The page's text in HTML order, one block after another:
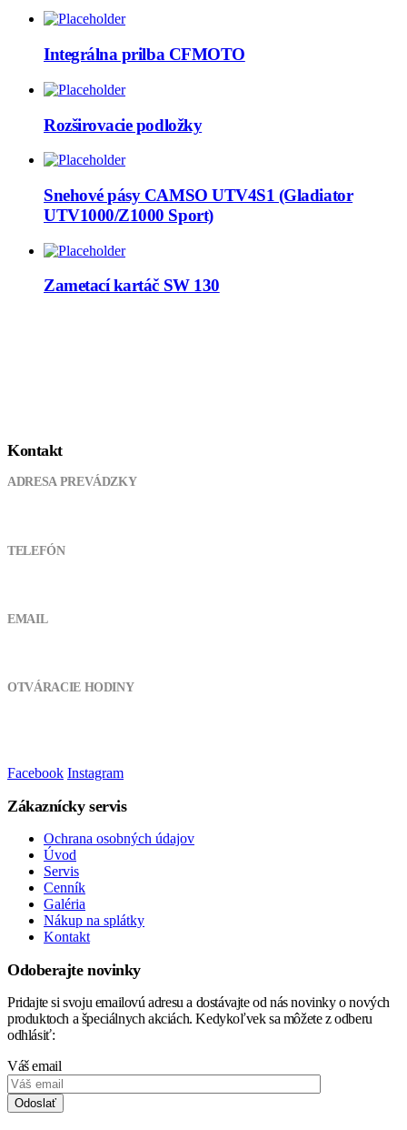
Integrálna prilba CFMOTO
Rozširovacie podložky
Snehové pásy CAMSO UTV4S1 (Gladiator
UTV1000/Z1000 Sport)
Zametací kartáč SW 130
Kontakt
ADRESA PREVÁDZKY
TELEFÓN
EMAIL
OTVÁRACIE HODINY
Facebook Instagram
Zákaznícky servis
Ochrana osobných údajov
Úvod
Servis
Cenník
Galéria
Nákup na splátky
Kontakt
Odoberajte novinky
Pridajte si svoju emailovú adresu a dostávajte od nás novinky o nových
produktoch a špeciálnych akciách. Kedykoľvek sa môžete z odberu
odhlásiť:
Váš email